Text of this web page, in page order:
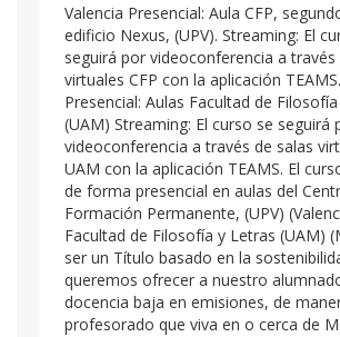
Valencia Presencial: Aula CFP,
edificio Nexus, (UPV). Streaming: El
seguirá por videoconferencia a través
virtuales CFP con la aplicación
Presencial: Aulas Facultad de
(UAM) Streaming: El curso se seguirá
videoconferencia a través de salas
UAM con la aplicación TEAMS. El
de forma presencial en aulas del
Formación Permanente, (UPV)
Facultad de Filosofía y Letras (UAM)
ser un Título basado en la
queremos ofrecer a nuestro
docencia baja en emisiones, de
profesorado que viva en o cerca de